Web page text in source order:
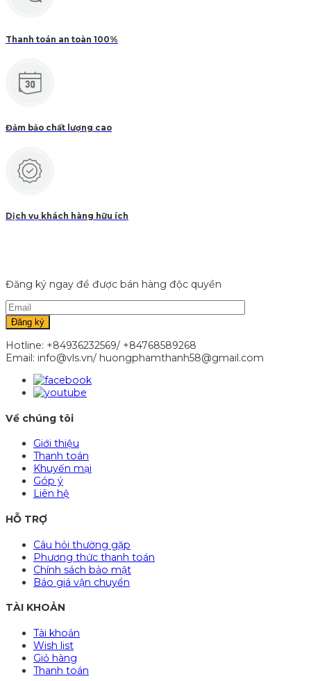
Thanh toán an toàn 100%
Đảm bảo chất lượng cao
Dịch vụ khách hàng hữu ích
Đăng ký ngay để được bán hàng độc quyền
Hotline: +84936232569/ +84768589268
Email: info@vls.vn/ huongphamthanh58@gmail.com
Về chúng tôi
Giới thiệu
Thanh toán
Khuyến mại
Góp ý
Liên hệ
HỖ TRỢ
Câu hỏi thường gặp
Phương thức thanh toán
Chính sách bảo mật
Báo giá vận chuyển
TÀI KHOẢN
Tài khoản
Wish list
Giỏ hàng
Thanh toán